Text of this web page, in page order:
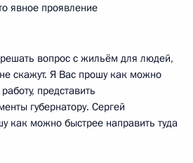
явное проявление
вопрос с жильём для людей,
скажут. Я Вас прошу как можно
представить
губернатору. Сергей
как можно быстрее направить туда